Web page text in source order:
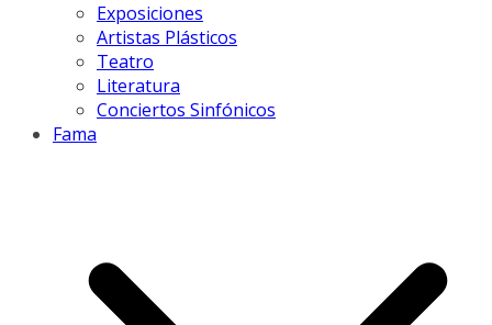
Exposiciones
Artistas Plásticos
Teatro
Literatura
Conciertos Sinfónicos
Fama